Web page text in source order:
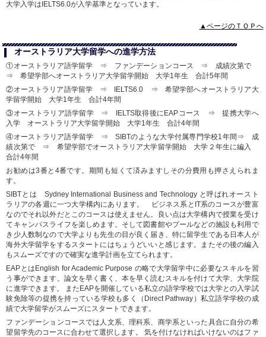
大学入学はIELTS6.0が入学基準となっています。
▲ページのＴＯＰへ
オーストラリア大学留学への進学方法
①オーストラリア語学留学 ⇒ ファンデーションコース ⇒ 成績次第で
⇒ 希望学部へオーストラリア大学留学開始 大学1年生 合計5年間
②オーストラリア語学留学 ⇒ IELTS6.0 ⇒ 希望学部へオーストラリア大
学留学開始 大学1年生 合計4年間
③オーストラリア語学留学 ⇒ IELTS取得後にEAPコース ⇒ 提携大学へ
入学 オーストラリア大学留学開始 大学1年生 合計4年間
④オーストラリア語学留学 ⇒ SIBTのような大学付属専門学校1年間⇒ 成
績次第で ⇒ 希望学部でオーストラリア大学留学開始 大学２年生に編入
合計4年間
お勧めは3番と4番です。期間も短くて済みますしその分費用も押さえられま
す。
SIBTとは Sydney International Business and Technology と呼ばれオースト
ラリアの各週に一つ大学構内にあります。 ビジネス系とIT系のコースが豊富
なのでそれ以外だとこのコースは使えません。良い点は大学構内で授業を受け
てキャンパスライフを楽しめます。そして図書館やプールなどの施設も利用で
き少人数制なので大学よりも先生の目が良く届き、特に留学生である日本人が
海外大学留学をするスタートにはちょうどいいと感じます。またその後の編入
もスムーズですので確実な進学計画を立てられます。
EAPとはEnglish for Academic Purpose の略で大学留学中に必要なスキルを習
う事ができます。論文を早く書く、本を早く読むスキルを付けて大学、大学院
に進学できます。 またEAPを開催している私立の語学学校では大学との入学試
験免除等の提携を持っている学校も多く（Direct Pathway）私立語学学校の成
績で大学留学がスムーズにスタートできます。
ファンデーションコースでは人文系、理科系、商学系といった具合に自分の希
望留学先のコースに合わせて選択します。 気を付けなければいけないのはファ